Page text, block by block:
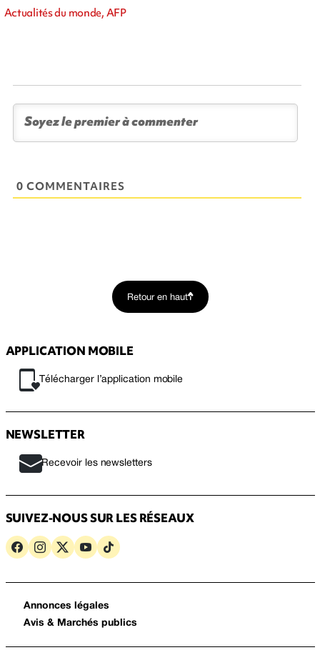
Actualités du monde, AFP
0 COMMENTAIRES
Retour en haut
APPLICATION MOBILE
Télécharger l’application mobile
NEWSLETTER
Recevoir les newsletters
SUIVEZ-NOUS SUR LES RÉSEAUX
Annonces légales
Avis & Marchés publics